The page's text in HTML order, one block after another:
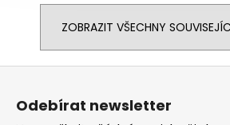
ZOBRAZIT VŠECHNY
Odebírat newsletter